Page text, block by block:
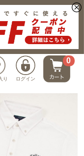
り ログイン
0